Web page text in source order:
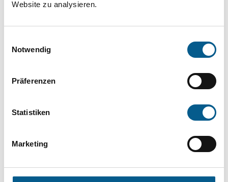
Website zu analysieren.
Notwendig
Präferenzen
Statistiken
Marketing
Suche bitte die Groß- und Kleinschreibung
beachten.
können durch die Wahl von Bereichen oder
Suchen